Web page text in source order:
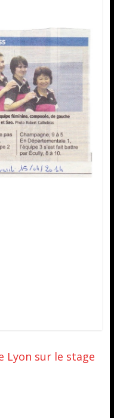
Lyon sur le stage